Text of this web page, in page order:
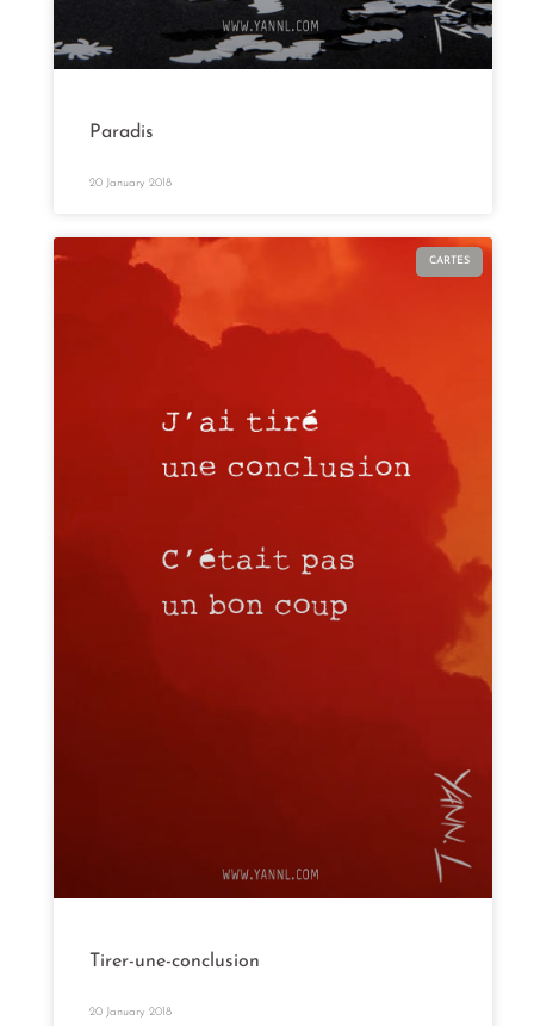
Paradis
20 January 2018
CARTES
Tirer-une-conclusion
20 January 2018